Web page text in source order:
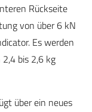
Rückseite
von über 6 kN
Es werden
bis 2,6 kg
über ein neues